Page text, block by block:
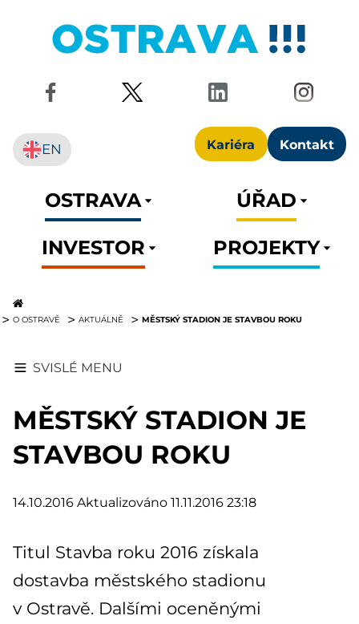
Kariéra Kontakt
EN
OSTRAVA
ÚŘAD
INVESTOR
PROJEKTY
O OSTRAVĚ AKTUÁLNĚ MĚSTSKÝ STADION JE STAVBOU ROKU
SVISLÉ MENU
MĚSTSKÝ STADION JE
STAVBOU ROKU
14.10.2016 Aktualizováno 11.11.2016 23:18
Titul Stavba roku 2016 získala
dostavba městského stadionu
v Ostravě. Dalšími oceněnými